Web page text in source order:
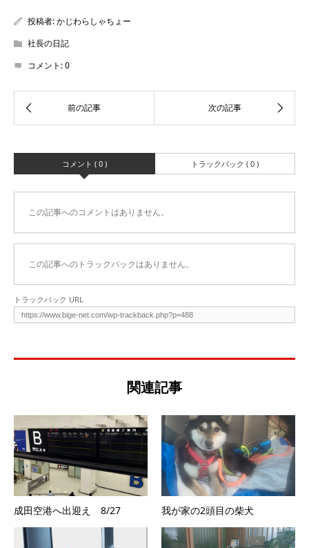
投稿者:かじわらしゃちょー
社長の日記
コメント:0
コメント ( 0 ) トラックバック ( 0 )
この記事へのコメントはありません。
この記事へのトラックバックはありません。
トラックバック URL
関連記事
成田空港へ出迎え 8/27 我が家の2頭目の柴犬